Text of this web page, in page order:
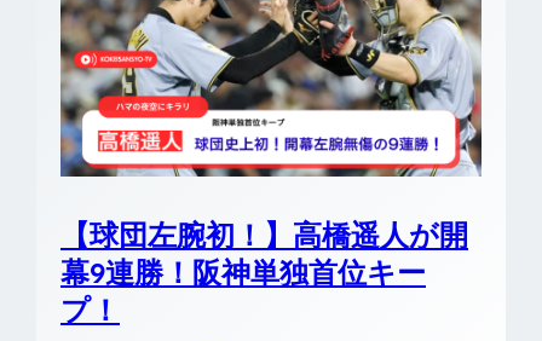
【球団左腕初！】高橋遥人が開
幕9連勝！阪神単独首位キー
プ！